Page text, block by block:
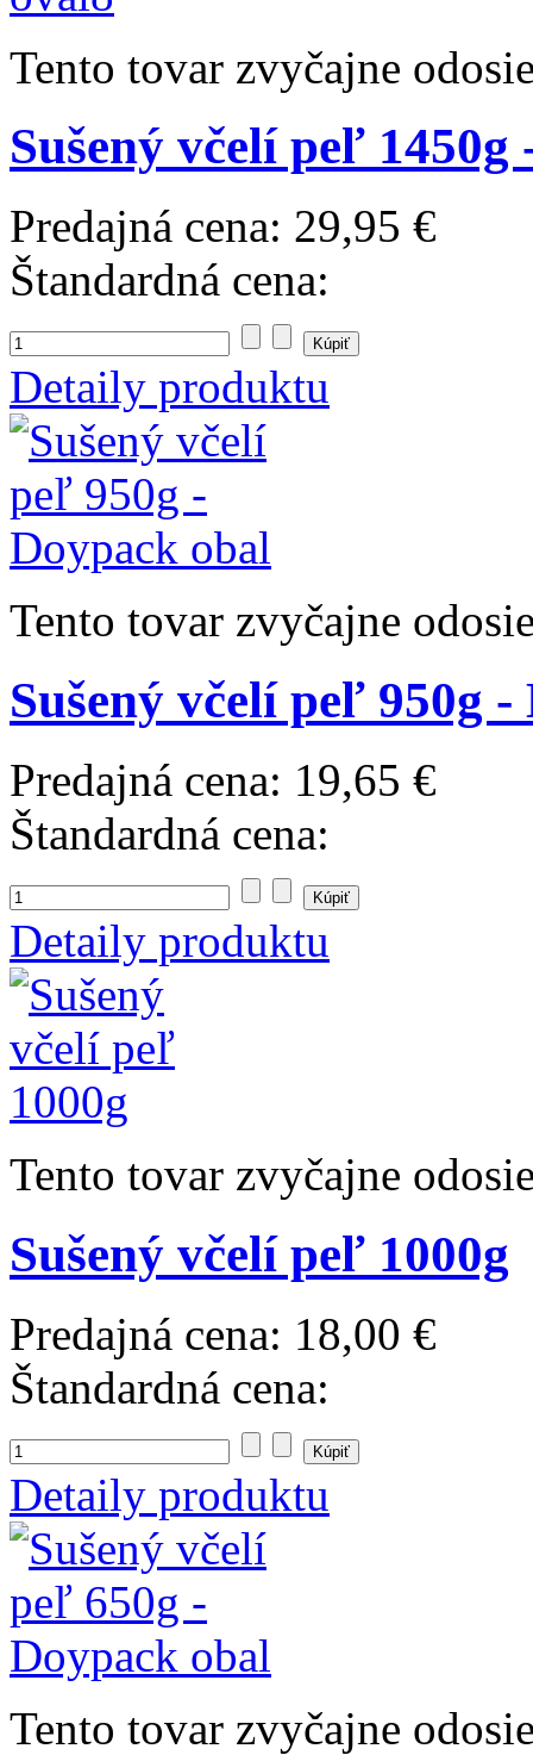
Tento tovar zvyčajne
Sušený včelí peľ
Predajná cena: 29,95 €
Štandardná cena:
Detaily produktu
Tento tovar zvyčajne
Sušený včelí peľ 950g
Predajná cena: 19,65 €
Štandardná cena:
Detaily produktu
Tento tovar zvyčajne
Sušený včelí peľ 1000g
Predajná cena: 18,00 €
Štandardná cena:
Detaily produktu
Tento tovar zvyčajne